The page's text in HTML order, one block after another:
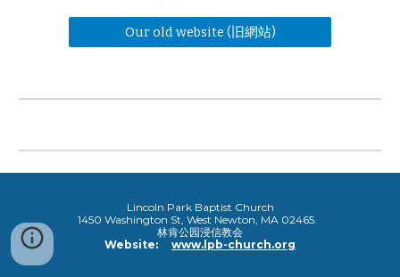
Our old website (旧網站)
Lincoln Park Baptist Church
1450 Washington St, West Newton, MA 02465.
林肯公园浸信教会
Website: www.lpb-church.org